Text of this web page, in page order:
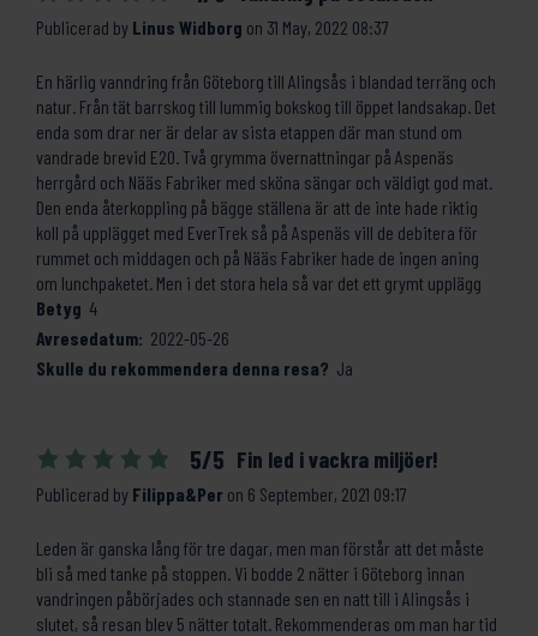
Publicerad by Linus Widborg on 31 May, 2022 08:37
En härlig vanndring från Göteborg till Alingsås i blandad terräng och
natur. Från tät barrskog till lummig bokskog till öppet landsakap. Det
enda som drar ner är delar av sista etappen där man stund om
vandrade brevid E20. Två grymma övernattningar på Aspenäs
herrgård och Nääs Fabriker med sköna sängar och väldigt god mat.
Den enda återkoppling på bägge ställena är att de inte hade riktig
koll på upplägget med EverTrek så på Aspenäs vill de debitera för
rummet och middagen och på Nääs Fabriker hade de ingen aning
om lunchpaketet. Men i det stora hela så var det ett grymt upplägg
Betyg 4
Avresedatum: 2022-05-26
Skulle du rekommendera denna resa? Ja
5/5 Fin led i vackra miljöer!
Publicerad by Filippa&Per on 6 September, 2021 09:17
Leden är ganska lång för tre dagar, men man förstår att det måste
bli så med tanke på stoppen. Vi bodde 2 nätter i Göteborg innan
vandringen påbörjades och stannade sen en natt till i Alingsås i
slutet, så resan blev 5 nätter totalt. Rekommenderas om man har tid